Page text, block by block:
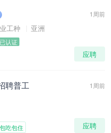
1周前
工种
亚洲
已认证
应聘
1周前
聘普工
应聘
包吃包住